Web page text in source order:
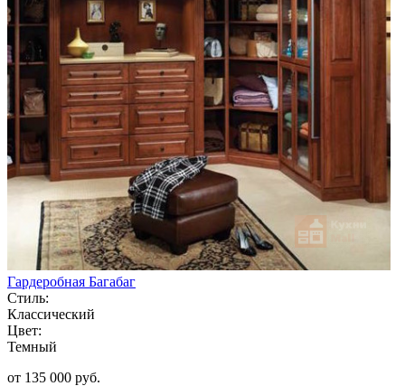
Гардеробная Багабаг
Стиль:
Классический
Цвет:
Темный
от 135 000 руб.